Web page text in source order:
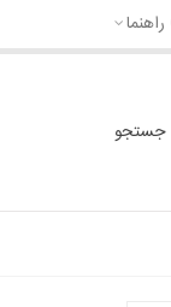
راهنما
جستجو